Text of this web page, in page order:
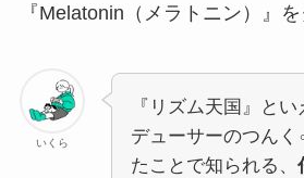
『Melatonin（メラトニン）』
いくら
『リズム天国』と
デューサーのつん
たことで知られる、